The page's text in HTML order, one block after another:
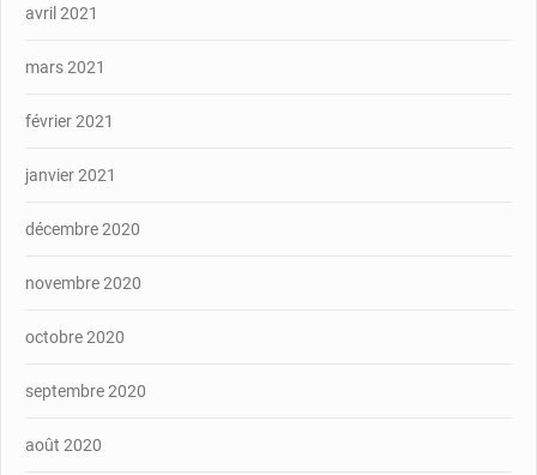
avril 2021
mars 2021
février 2021
janvier 2021
décembre 2020
novembre 2020
octobre 2020
septembre 2020
août 2020